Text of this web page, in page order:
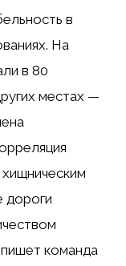
в
На
в 80
местах —
дороги
команда